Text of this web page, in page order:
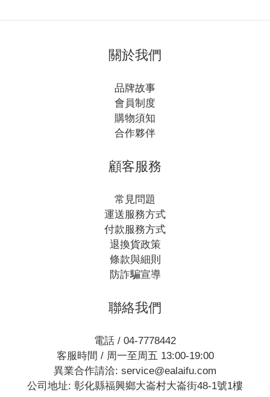
關於我們
品牌故事
會員制度
購物須知
合作夥伴
顧客服務
常見問題
運送服務方式
付款服務方式
退換貨政策
條款與細則
防詐騙宣導
聯絡我們
電話 / 04-7778442
客服時間 / 周一至周五 13:00-19:00
異業合作請洽: service@ealaifu.com
公司地址: 彰化縣福興鄉大崙村大崙街48-1號1樓